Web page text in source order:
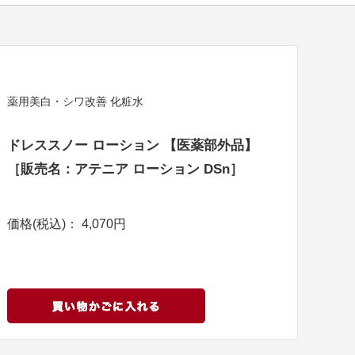
薬用美白・シワ改善 化粧水
ドレススノー ローション 【医薬部外品】
［販売名：アテニア ローション DSn］
価格(税込)： 4,070円